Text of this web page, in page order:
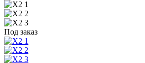
Под заказ